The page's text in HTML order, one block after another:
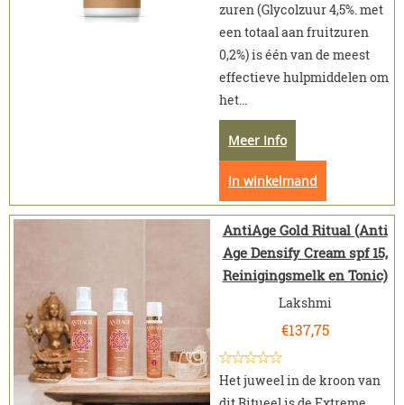
zuren (Glycolzuur 4,5%. met
een totaal aan fruitzuren
0,2%) is één van de meest
effectieve hulpmiddelen om
het...
Meer Info
In winkelmand
AntiAge Gold Ritual (Anti
Age Densify Cream spf 15,
Reinigingsmelk en Tonic)
Lakshmi
€137,75
Het juweel in de kroon van